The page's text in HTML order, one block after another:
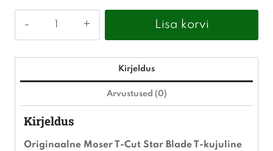
kogus
Lisa korvi
Kirjeldus
Arvustused (0)
Kirjeldus
Originaalne Moser T-Cut Star Blade T-kujuline